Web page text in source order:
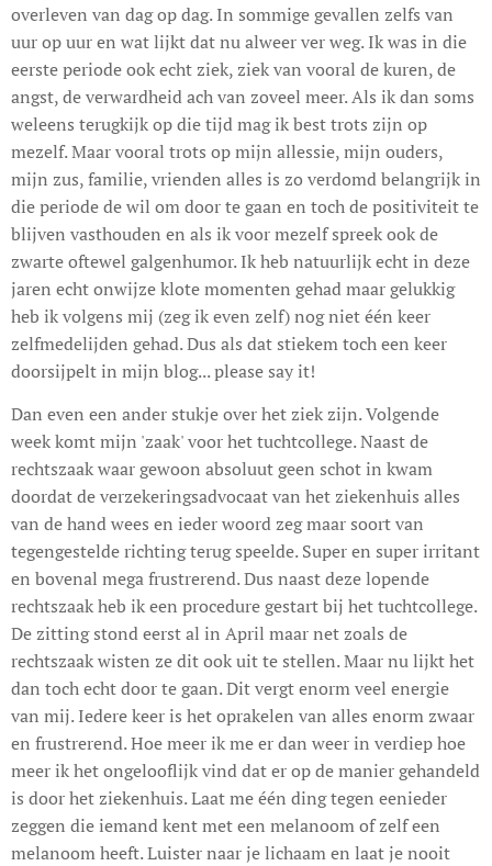
overleven van dag op dag. In sommige gevallen zelfs van
uur op uur en wat lijkt dat nu alweer ver weg. Ik was in die
eerste periode ook echt ziek, ziek van vooral de kuren, de
angst, de verwardheid ach van zoveel meer. Als ik dan soms
weleens terugkijk op die tijd mag ik best trots zijn op
mezelf. Maar vooral trots op mijn allessie, mijn ouders,
mijn zus, familie, vrienden alles is zo verdomd belangrijk in
die periode de wil om door te gaan en toch de positiviteit te
blijven vasthouden en als ik voor mezelf spreek ook de
zwarte oftewel galgenhumor. Ik heb natuurlijk echt in deze
jaren echt onwijze klote momenten gehad maar gelukkig
heb ik volgens mij (zeg ik even zelf) nog niet één keer
zelfmedelijden gehad. Dus als dat stiekem toch een keer
doorsijpelt in mijn blog... please say it!
Dan even een ander stukje over het ziek zijn. Volgende
week komt mijn 'zaak' voor het tuchtcollege. Naast de
rechtszaak waar gewoon absoluut geen schot in kwam
doordat de verzekeringsadvocaat van het ziekenhuis alles
van de hand wees en ieder woord zeg maar soort van
tegengestelde richting terug speelde. Super en super irritant
en bovenal mega frustrerend. Dus naast deze lopende
rechtszaak heb ik een procedure gestart bij het tuchtcollege.
De zitting stond eerst al in April maar net zoals de
rechtszaak wisten ze dit ook uit te stellen. Maar nu lijkt het
dan toch echt door te gaan. Dit vergt enorm veel energie
van mij. Iedere keer is het oprakelen van alles enorm zwaar
en frustrerend. Hoe meer ik me er dan weer in verdiep hoe
meer ik het ongelooflijk vind dat er op de manier gehandeld
is door het ziekenhuis. Laat me één ding tegen eenieder
zeggen die iemand kent met een melanoom of zelf een
melanoom heeft. Luister naar je lichaam en laat je nooit